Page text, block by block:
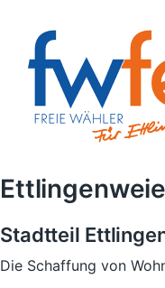
Stadtteil
Die Schaffung von